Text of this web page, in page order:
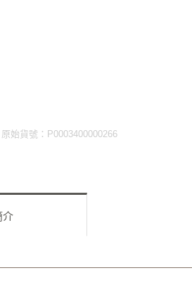
原始貨號：P0003400000266
介